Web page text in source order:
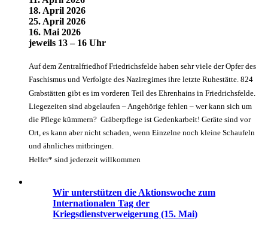
18. April 2026
25. April 2026
16. Mai 2026
jeweils 13 – 16 Uhr
Auf dem Zentralfriedhof Friedrichsfelde haben sehr viele der Opfer des
Faschismus und Verfolgte des Naziregimes ihre letzte Ruhestätte. 824
Grabstätten gibt es im vorderen Teil des Ehrenhains in Friedrichsfelde.
Liegezeiten sind abgelaufen – Angehörige fehlen – wer kann sich um
die Pflege kümmern? Gräberpflege ist Gedenkarbeit! Geräte sind vor
Ort, es kann aber nicht schaden, wenn Einzelne noch kleine Schaufeln
und ähnliches mitbringen.
Helfer* sind jederzeit willkommen
Wir unterstützen die Aktionswoche zum
Internationalen Tag der
Kriegsdienstverweigerung (15. Mai)